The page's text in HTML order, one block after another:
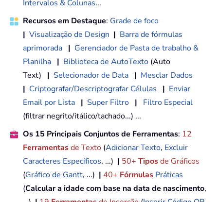
Intervalos & Colunas...
Recursos em Destaque: Grade de foco
| Visualização de Design | Barra de fórmulas
aprimorada | Gerenciador de Pasta de trabalho &
Planilha | Biblioteca de AutoTexto (Auto
Text) | Selecionador de Data | Mesclar Dados
| Criptografar/Descriptografar Células | Enviar
Email por Lista | Super Filtro |
Filtro Especial
(filtrar negrito/itálico/tachado...) ...
Os 15 Principais Conjuntos de Ferramentas: 12
Ferramentasde Texto (Adicionar Texto, Excluir
Caracteres Específicos, ...) | 50+ Tiposde Gráficos
(Gráfico de Gantt, ...) | 40+ Fórmulas Práticas
(Calcular a idade com base na data de nascimento,